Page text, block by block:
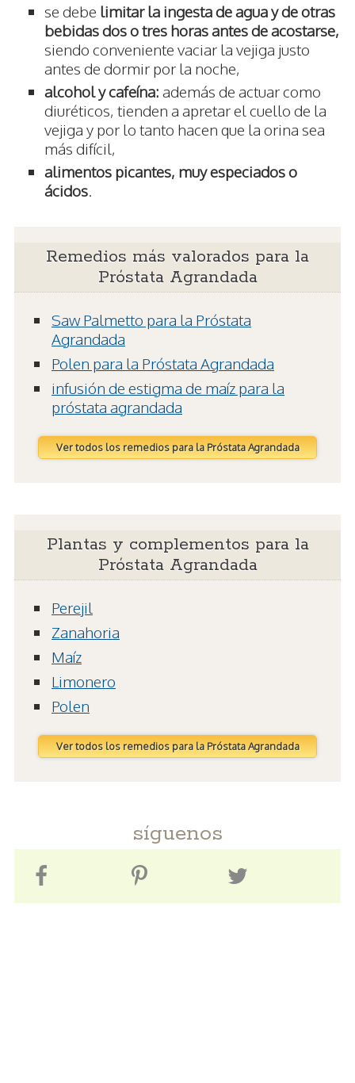
se debe limitar la ingesta de agua y de otras
bebidas dos o tres horas antes de acostarse,
siendo conveniente vaciar la vejiga justo
antes de dormir por la noche,
alcohol y cafeína: además de actuar como
diuréticos, tienden a apretar el cuello de la
vejiga y por lo tanto hacen que la orina sea
más difícil,
alimentos picantes, muy especiados o
ácidos
Remedios más valorados para la
Próstata Agrandada
Saw Palmetto para la Próstata
Agrandada
Polen para la Próstata Agrandada
infusión de estigma de maíz para la
próstata agrandada
Ver todos los remedios para la Próstata Agrandada
Plantas y complementos para la
Próstata Agrandada
Perejil
Zanahoria
Maíz
Limonero
Polen
Ver todos los remedios para la Próstata Agrandada
síguenos